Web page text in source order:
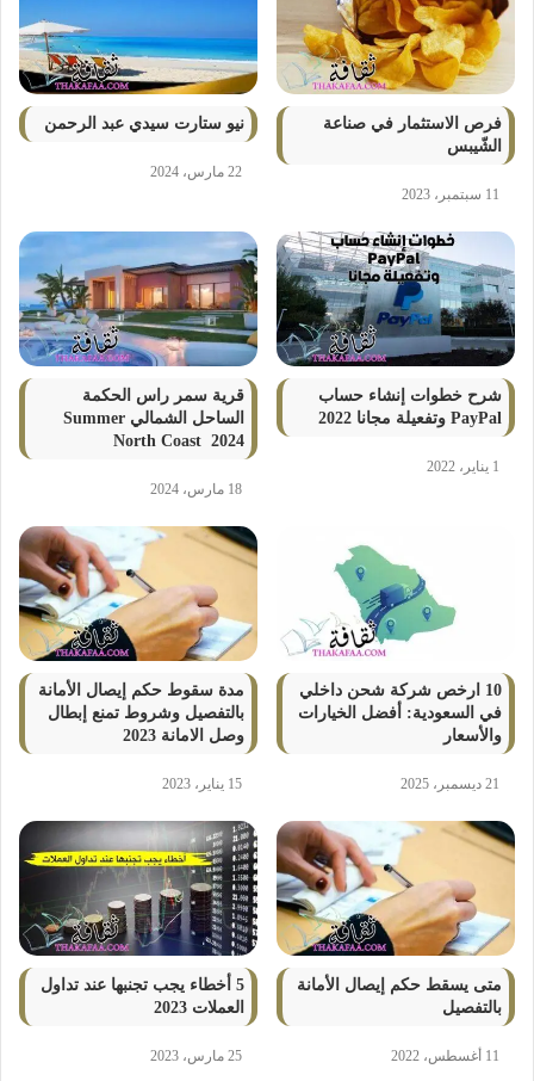
فرص الاستثمار في صناعة
الشّيبس
11 سبتمبر، 2023
نيو ستارت سيدي عبد الرحمن
22 مارس، 2024
شرح خطوات إنشاء حساب
PayPal وتفعيلة مجانا 2022
1 يناير، 2022
قرية سمر راس الحكمة
الساحل الشمالي Summer
North Coast 2024
18 مارس، 2024
10 ارخص شركة شحن داخلي
في السعودية: أفضل الخيارات
والأسعار
21 ديسمبر، 2025
مدة سقوط حكم إيصال الأمانة
بالتفصيل وشروط تمنع إبطال
وصل الامانة 2023
15 يناير، 2023
متى يسقط حكم إيصال الأمانة
بالتفصيل
11 أغسطس، 2022
5 أخطاء يجب تجنبها عند تداول
العملات 2023
25 مارس، 2023